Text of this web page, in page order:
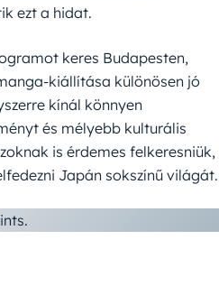
ezt a hidat.
keres Budapesten,
kiállítása különösen jó
kínál könnyen
és mélyebb kulturális
is érdemes felkeresniük,
Japán sokszínű világát.